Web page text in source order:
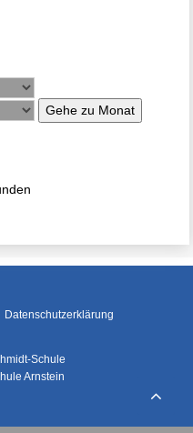
Gehe zu Monat
Datenschutzerklärung
Schule
Arnstein